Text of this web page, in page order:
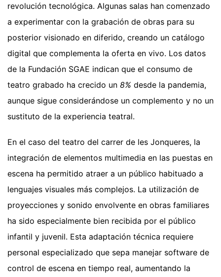
revolución tecnológica. Algunas salas han comenzado
a experimentar con la grabación de obras para su
posterior visionado en diferido, creando un catálogo
digital que complementa la oferta en vivo. Los datos
de la Fundación SGAE indican que el consumo de
teatro grabado ha crecido un 8% desde la pandemia,
aunque sigue considerándose un complemento y no un
sustituto de la experiencia teatral.
En el caso del teatro del carrer de les Jonqueres, la
integración de elementos multimedia en las puestas en
escena ha permitido atraer a un público habituado a
lenguajes visuales más complejos. La utilización de
proyecciones y sonido envolvente en obras familiares
ha sido especialmente bien recibida por el público
infantil y juvenil. Esta adaptación técnica requiere
personal especializado que sepa manejar software de
control de escena en tiempo real, aumentando la